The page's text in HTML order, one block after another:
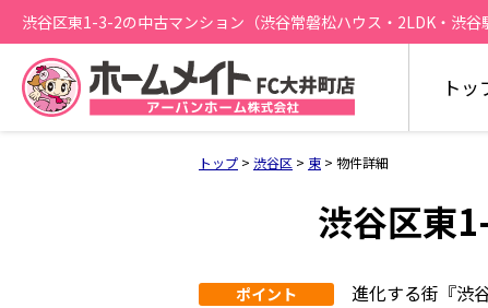
渋谷区東1-3-2の中古マンション（渋谷常磐松ハウス・2LDK・渋
トッ
トップ > 渋谷区 > 東 > 物件詳細
渋谷区東
ポイント 進化する街『渋